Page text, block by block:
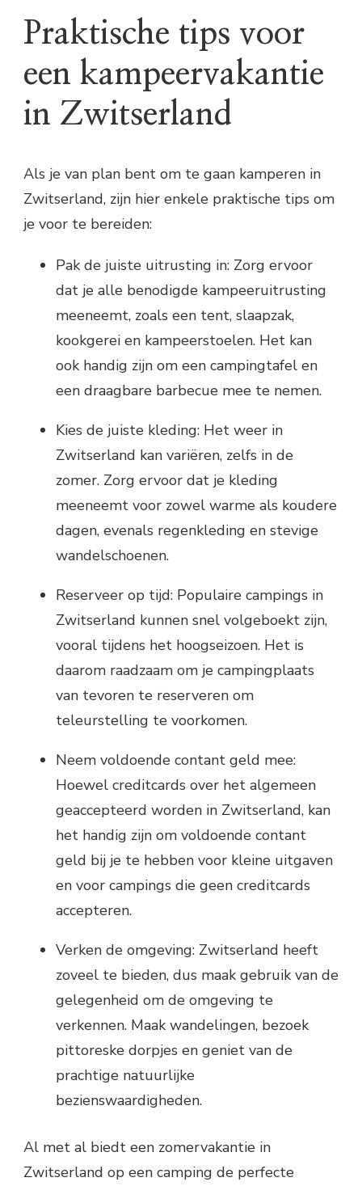
Praktische tips voor
een kampeervakantie
in Zwitserland
Als je van plan bent om te gaan kamperen in
Zwitserland, zijn hier enkele praktische tips om
je voor te bereiden:
Pak de juiste uitrusting in: Zorg ervoor
dat je alle benodigde kampeeruitrusting
meeneemt, zoals een tent, slaapzak,
kookgerei en kampeerstoelen. Het kan
ook handig zijn om een campingtafel en
een draagbare barbecue mee te nemen.
Kies de juiste kleding: Het weer in
Zwitserland kan variëren, zelfs in de
zomer. Zorg ervoor dat je kleding
meeneemt voor zowel warme als koudere
dagen, evenals regenkleding en stevige
wandelschoenen.
Reserveer op tijd: Populaire campings in
Zwitserland kunnen snel volgeboekt zijn,
vooral tijdens het hoogseizoen. Het is
daarom raadzaam om je campingplaats
van tevoren te reserveren om
teleurstelling te voorkomen.
Neem voldoende contant geld mee:
Hoewel creditcards over het algemeen
geaccepteerd worden in Zwitserland, kan
het handig zijn om voldoende contant
geld bij je te hebben voor kleine uitgaven
en voor campings die geen creditcards
accepteren.
Verken de omgeving: Zwitserland heeft
zoveel te bieden, dus maak gebruik van de
gelegenheid om de omgeving te
verkennen. Maak wandelingen, bezoek
pittoreske dorpjes en geniet van de
prachtige natuurlijke
bezienswaardigheden.
Al met al biedt een zomervakantie in
Zwitserland op een camping de perfecte